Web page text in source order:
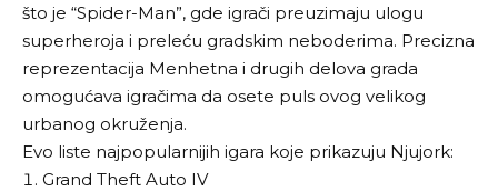
što je “Spider-Man”, gde igrači preuzimaju ulogu
superheroja i preleću gradskim neboderima. Precizna
reprezentacija Menhetna i drugih delova grada
omogućava igračima da osete puls ovog velikog
urbanog okruženja.
Evo liste najpopularnijih igara koje prikazuju Njujork:
Grand Theft Auto IV